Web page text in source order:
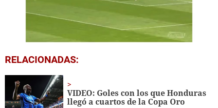
0
seconds
seconds
RELACIONADAS:
VIDEO: Goles con los que Honduras
llegó a cuartos de la Copa Oro